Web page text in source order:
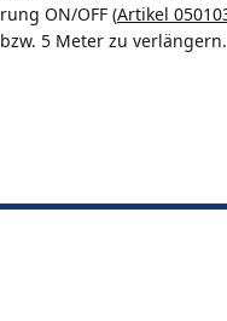
ON/OFF (Artikel
5 Meter zu verlängern.